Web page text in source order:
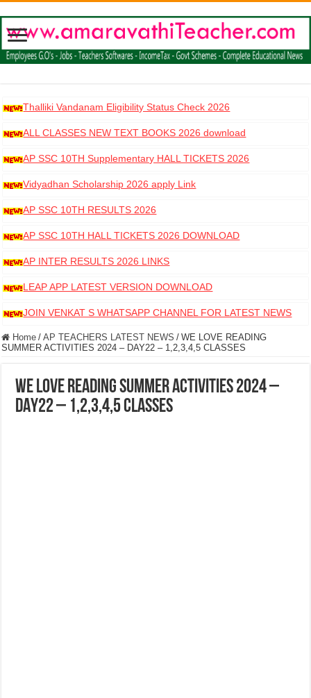
Thalliki Vandanam Eligibility Status Check 2026
ALL CLASSES NEW TEXT BOOKS 2026 download
AP SSC 10TH Supplementary HALL TICKETS 2026
DOWNLOAD
Vidyadhan Scholarship 2026 apply Link
AP SSC 10TH RESULTS 2026
AP SSC 10TH HALL TICKETS 2026 DOWNLOAD
AP INTER RESULTS 2026 LINKS
LEAP APP LATEST VERSION DOWNLOAD
JOIN VENKAT S WHATSAPP CHANNEL FOR LATEST NEWS
Home / AP TEACHERS LATEST NEWS / WE LOVE READING
SUMMER ACTIVITIES 2024 – DAY22 – 1,2,3,4,5 CLASSES
WE LOVE READING SUMMER ACTIVITIES 2024 –
DAY22 – 1,2,3,4,5 CLASSES